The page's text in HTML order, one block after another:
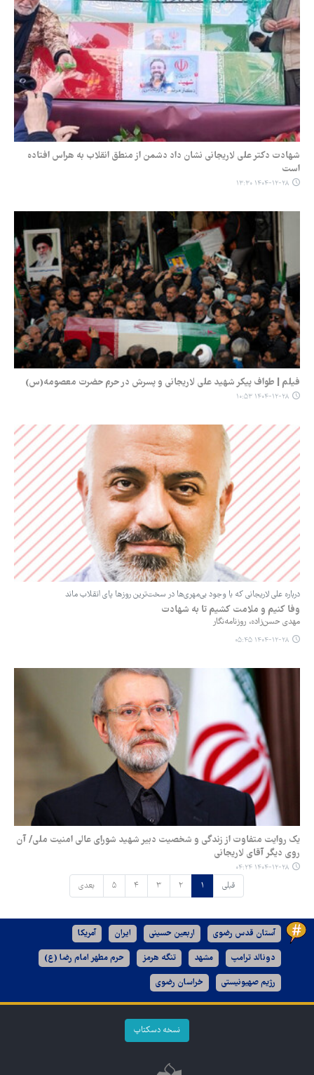
شهادت دکتر علی لاریجانی نشان داد دشمن از منطق انقلاب به هراس افتاده
است
۱۴۰۴-۱۲-۲۸ ۱۳:۳۰
فیلم | طواف پیکر شهید علی لاریجانی و پسرش در حرم حضرت معصومه(س)
۱۴۰۴-۱۲-۲۸ ۱۰:۵۳
درباره علی لاریجانی که با وجود بی‌مهری‌ها در سخت‌ترین روزها پای انقلاب ماند
وفا کنیم و ملامت کشیم تا به شهادت
مهدی حسن‌زاده، روزنامه‌نگار
۱۴۰۴-۱۲-۲۸ ۰۵:۴۵
یک روایت متفاوت از زندگی و شخصیت دبیر شهید شورای عالی امنیت ملی/ آن
روی دیگر آقای لاریجانی
۱۴۰۴-۱۲-۲۸ ۰۴:۲۴
قبلی ۱ ۲ ۳ ۴ ۵ بعدی
آستان قدس رضوی اربعین حسینی ایران آمریکا
دونالد ترامپ مشهد تنگه هرمز حرم مطهر امام رضا (ع)
رژیم صهیونیستی خراسان رضوی
نسخه دسکتاپ